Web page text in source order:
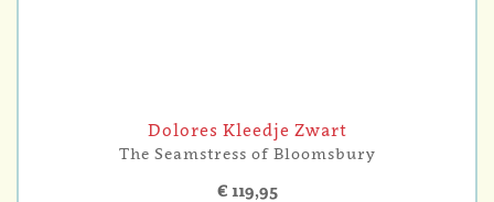
Dolores Kleedje Zwart
The Seamstress of Bloomsbury
€ 119,95